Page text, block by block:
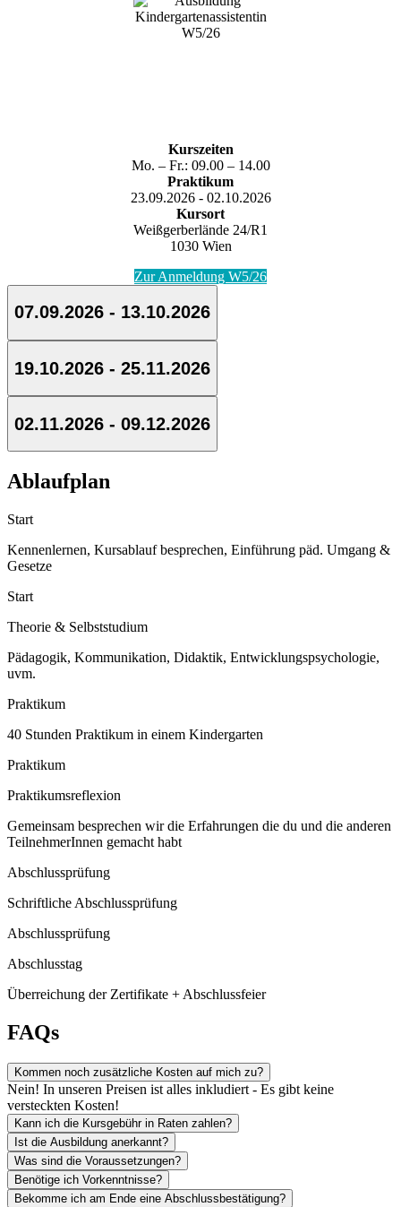
Kurszeiten
Mo. – Fr.: 09.00 – 14.00
Praktikum
23.09.2026 - 02.10.2026
Kursort
Weißgerberlände 24/R1
1030 Wien
Zur Anmeldung W5/26
07.09.2026 - 13.10.2026
19.10.2026 - 25.11.2026
02.11.2026 - 09.12.2026
Ablaufplan
Start
Kennenlernen, Kursablauf besprechen, Einführung päd. Umgang &
Gesetze
Start
Theorie & Selbststudium
Pädagogik, Kommunikation, Didaktik, Entwicklungspsychologie,
uvm.
Praktikum
40 Stunden Praktikum in einem Kindergarten
Praktikum
Praktikumsreflexion
Gemeinsam besprechen wir die Erfahrungen die du und die anderen
TeilnehmerInnen gemacht habt
Abschlussprüfung
Schriftliche Abschlussprüfung
Abschlussprüfung
Abschlusstag
Überreichung der Zertifikate + Abschlussfeier
FAQs
Kommen noch zusätzliche Kosten auf mich zu?
Nein! In unseren Preisen ist alles inkludiert - Es gibt keine
versteckten Kosten!
Kann ich die Kursgebühr in Raten zahlen?
Ist die Ausbildung anerkannt?
Was sind die Voraussetzungen?
Benötige ich Vorkenntnisse?
Bekomme ich am Ende eine Abschlussbestätigung?